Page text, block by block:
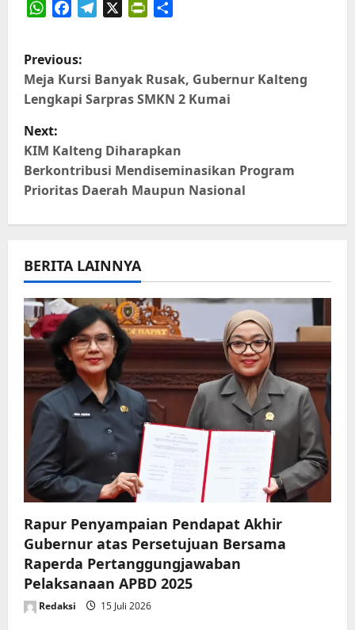
P
o
s
t
n
a
v
i
g
a
t
o
n
Previous:
Meja Kursi Banyak Rusak, Gubernur Kalteng
Lengkapi Sarpras SMKN 2 Kumai
Next:
KIM Kalteng Diharapkan
Berkontribusi Mendiseminasikan Program
Prioritas Daerah Maupun Nasional
BERITA LAINNYA
Rapur Penyampaian Pendapat Akhir
Gubernur atas Persetujuan Bersama
Raperda Pertanggungjawaban
Pelaksanaan APBD 2025
Redaksi 15 Juli 2026